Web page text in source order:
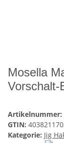
Mosella
Vorschalt-
Artikelnummer:
GTIN:
Kategorie: Jig